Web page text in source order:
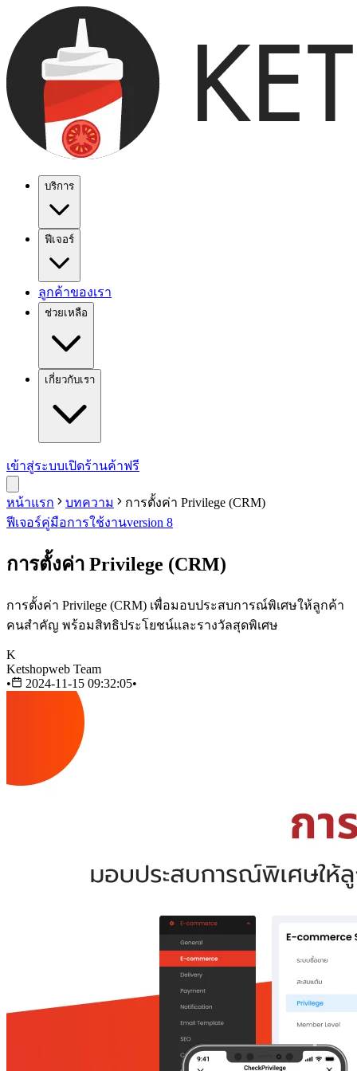
บริการ
ฟีเจอร์
ลูกค้าของเรา
ช่วยเหลือ
เกี่ยวกับเรา
เข้าสู่ระบบเปิดร้านค้าฟรี
หน้าแรก บทความ
การตั้งค่า Privilege (CRM)
ฟีเจอร์คู่มือการใช้งานversion 8
การตั้งค่า Privilege (CRM)
การตั้งค่า Privilege (CRM) เพื่อมอบประสบการณ์พิเศษให้ลูกค้า
คนสำคัญ พร้อมสิทธิประโยชน์และรางวัลสุดพิเศษ
K
Ketshopweb Team
•
2024-11-15 09:32:05•